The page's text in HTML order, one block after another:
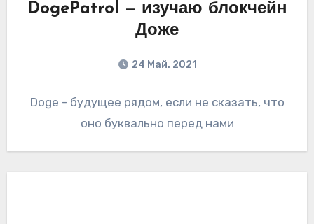
DogePatrol — изучаю блокчейн
Доже
24 Май. 2021
Doge - будущее рядом, если не сказать, что
оно буквально перед нами